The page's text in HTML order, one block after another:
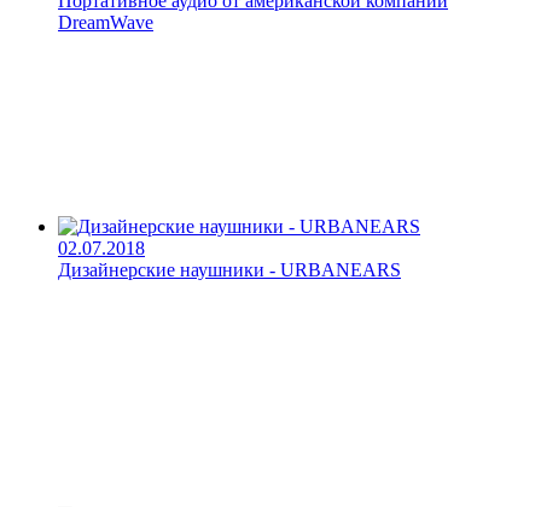
DreamWave
02.07.2018
Дизайнерские наушники - URBANEARS